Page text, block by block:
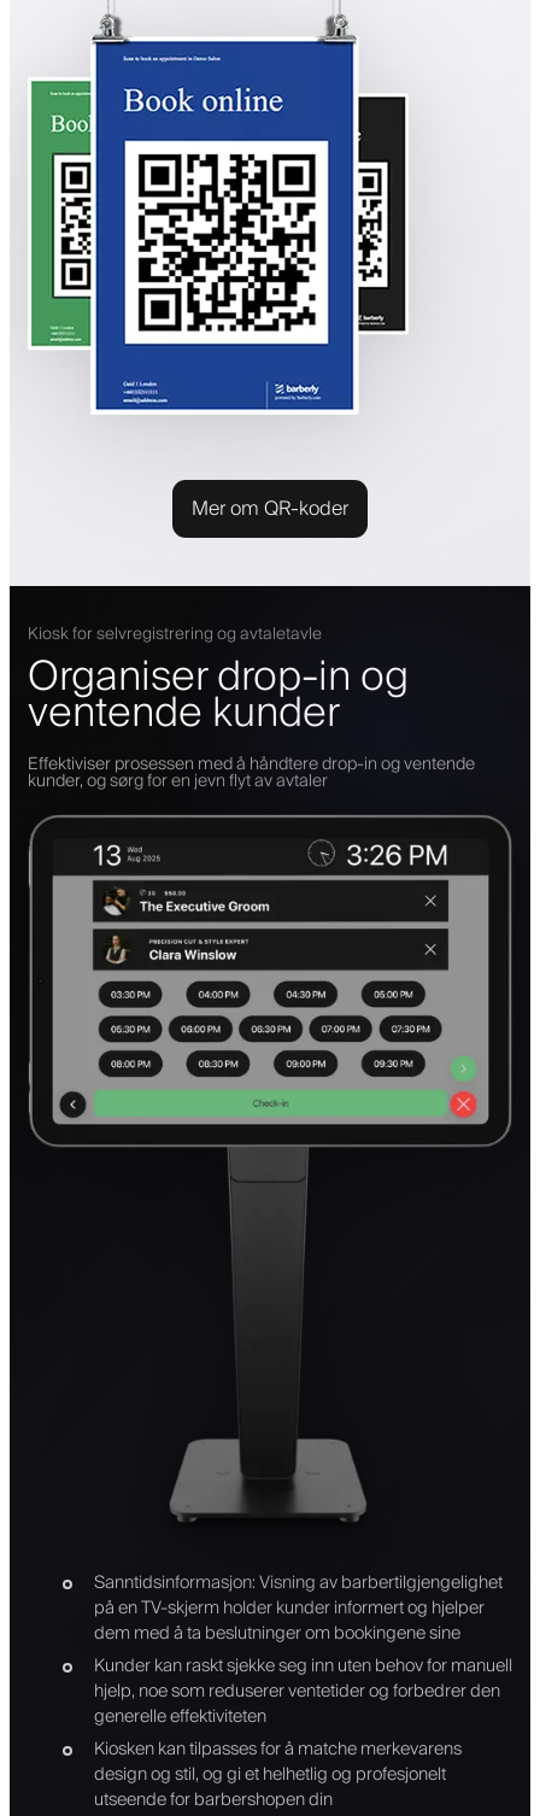
Mer om QR-koder
Kiosk for selvregistrering og avtaletavle
Organiser drop-in og
ventende kunder
Effektiviser prosessen med å håndtere drop-in og ventende
kunder, og sørg for en jevn flyt av avtaler
Sanntidsinformasjon: Visning av barbertilgjengelighet
på en TV-skjerm holder kunder informert og hjelper
dem med å ta beslutninger om bookingene sine
Kunder kan raskt sjekke seg inn uten behov for manuell
hjelp, noe som reduserer ventetider og forbedrer den
generelle effektiviteten
Kiosken kan tilpasses for å matche merkevarens
design og stil, og gi et helhetlig og profesjonelt
utseende for barbershopen din